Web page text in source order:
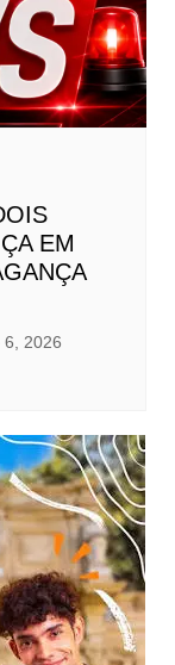
EM
6, 2026